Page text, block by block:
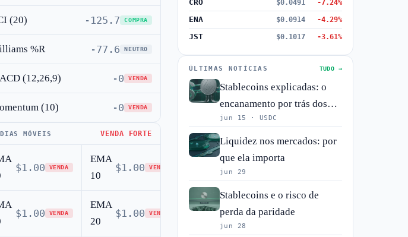
(20) -125.7 COMPRA
%R -77.6 NEUTRO
(12,26,9) -0 VENDA
(10) -0 VENDA
MÓVEIS VENDA FORTE
$1.00 VENDA
EMA
10
$1.00 VENDA
$1.00 VENDA
EMA
20
$1.00 VENDA
CRO $0.0491 -7.24%
ENA $0.0914 -4.29%
JST $0.1017 -3.61%
ÚLTIMAS NOTÍCIAS TUDO →
Stablecoins explicadas: o
encanamento por trás dos
mercados de cripto
jun 15 · USDC
Liquidez nos mercados: por
que ela importa
jun 29
Stablecoins e o risco de
perda da paridade
jun 28